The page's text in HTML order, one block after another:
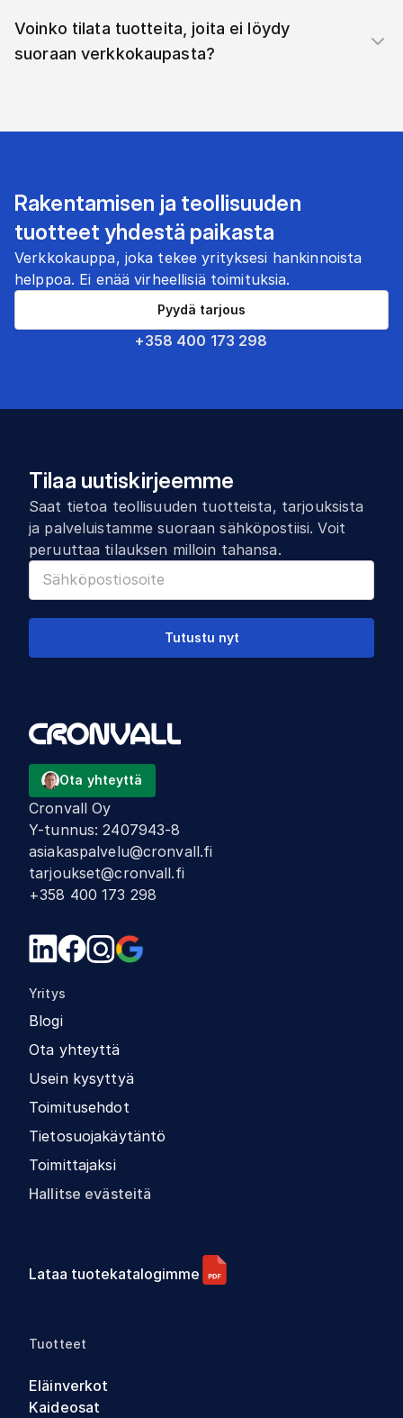
Voinko tilata tuotteita, joita ei löydy
suoraan verkkokaupasta?
Rakentamisen ja teollisuuden
tuotteet yhdestä paikasta
Verkkokauppa, joka tekee yrityksesi hankinnoista
helppoa. Ei enää virheellisiä toimituksia.
+358 400 173 298
Pyydä tarjous
Tilaa uutiskirjeemme
Saat tietoa teollisuuden tuotteista, tarjouksista
ja palveluistamme suoraan sähköpostiisi. Voit
peruuttaa tilauksen milloin tahansa.
Tutustu nyt
Ota yhteyttä
Cronvall Oy
Y-tunnus:2407943-8
asiakaspalvelu@cronvall.fi
tarjoukset@cronvall.fi
+358 400 173 298
Yritys
Blogi
Ota yhteyttä
Usein kysyttyä
Toimitusehdot
Tietosuojakäytäntö
Toimittajaksi
Hallitse evästeitä
Lataa tuotekatalogimme
Tuotteet
Eläinverkot
Kaideosat